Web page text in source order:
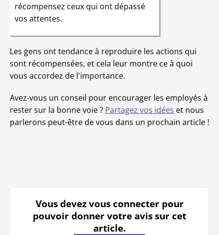
récompensez ceux qui ont dépassé
vos attentes.
Les gens ont tendance à reproduire les actions qui
sont récompensées, et cela leur montre ce à quoi
vous accordez de l'importance.
Avez-vous un conseil pour encourager les employés à
rester sur la bonne voie ? Partagez vos idées et nous
parlerons peut-être de vous dans un prochain article !
Vous devez vous connecter pour
pouvoir donner votre avis sur cet
article.